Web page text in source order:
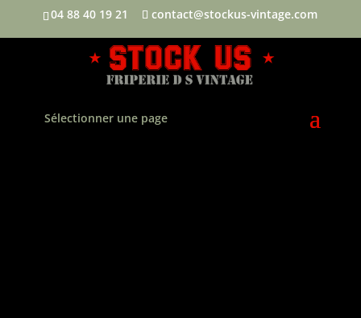
04 88 40 19 21 contact@stockus-vintage.com
Sélectionner une page